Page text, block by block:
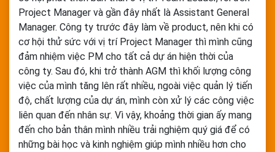
Project Manager và gần đây nhất là Assistant General
Manager. Công ty trước đây làm về product, nên khi có
cơ hội thử sức với vị trí Project Manager thì mình cũng
đảm nhiệm việc PM cho tất cả dự án hiện thời của
công ty. Sau đó, khi trở thành AGM thì khối lượng công
việc của mình tăng lên rất nhiều, ngoài việc quản lý tiến
độ, chất lượng của dự án, mình còn xử lý các công việc
liên quan đến nhân sự. Vì vậy, khoảng thời gian ấy mang
đến cho bản thân mình nhiều trải nghiệm quý giá để có
những bài học và kinh nghiệm giúp mình nhiều hơn cho